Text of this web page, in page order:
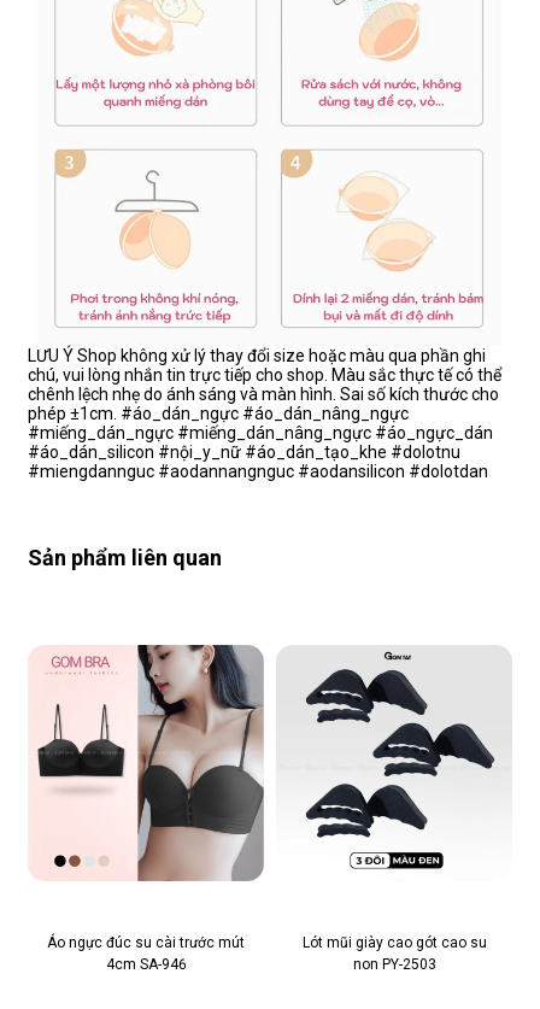
LƯU Ý Shop không xử lý thay đổi size hoặc màu qua phần ghi
chú, vui lòng nhắn tin trực tiếp cho shop. Màu sắc thực tế có thể
chênh lệch nhẹ do ánh sáng và màn hình. Sai số kích thước cho
phép ±1cm. #áo_dán_ngực #áo_dán_nâng_ngực
#miếng_dán_ngực #miếng_dán_nâng_ngực #áo_ngực_dán
#áo_dán_silicon #nội_y_nữ #áo_dán_tạo_khe #dolotnu
#miengdannguc #aodannangnguc #aodansilicon #dolotdan
Sản phẩm liên quan
Áo ngực đúc su cài trước mút
4cm SA-946
Lót mũi giày cao gót cao su
non PY-2503